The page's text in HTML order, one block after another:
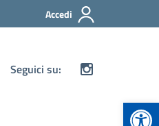
Accedi
Seguici su: